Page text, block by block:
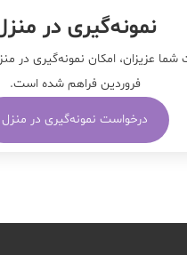
نمونه‌‌گیری در
شما عزیزان، امکان نمونه‌گیری در
فروردین فراهم شده است.
درخواست نمونه‌گیری در منزل